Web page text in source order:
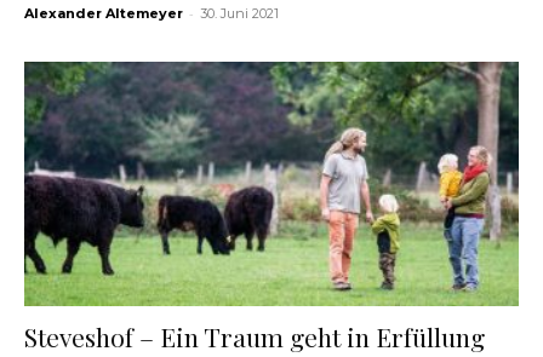
Alexander Altemeyer - 30. Juni 2021
Steveshof – Ein Traum geht in Erfüllung